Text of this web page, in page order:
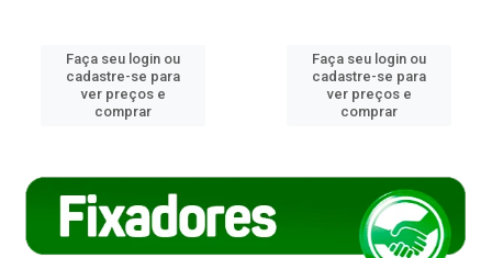
Faça seu login ou
cadastre-se para
ver preços e
comprar
Faça seu login ou
cadastre-se para
ver preços e
comprar